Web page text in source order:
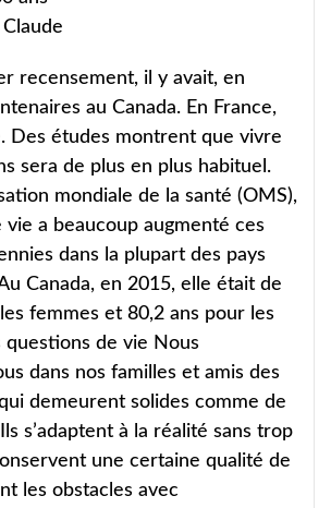
recensement, il y avait, en
au Canada. En France,
Des études montrent que vivre
sera de plus en plus habituel.
mondiale de la santé (OMS),
vie a beaucoup augmenté ces
dans la plupart des pays
Canada, en 2015, elle était de
femmes et 80,2 ans pour les
questions de vie Nous
dans nos familles et amis des
demeurent solides comme de
s’adaptent à la réalité sans trop
une certaine qualité de
les obstacles avec